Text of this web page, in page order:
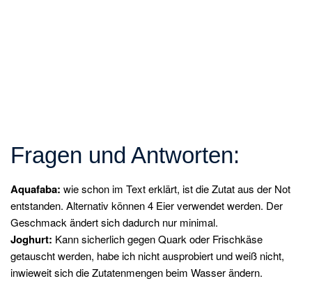
Fragen und Antworten:
Aquafaba: wie schon im Text erklärt, ist die Zutat aus der Not
entstanden. Alternativ können 4 Eier verwendet werden. Der
Geschmack ändert sich dadurch nur minimal.
Joghurt: Kann sicherlich gegen Quark oder Frischkäse
getauscht werden, habe ich nicht ausprobiert und weiß nicht,
inwieweit sich die Zutatenmengen beim Wasser ändern.